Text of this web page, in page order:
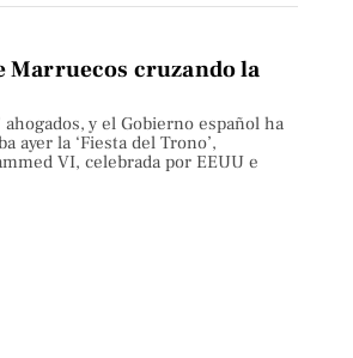
Marruecos cruzando la
y el Gobierno español ha
ayer la ‘Fiesta del Trono’,
VI, celebrada por EEUU e